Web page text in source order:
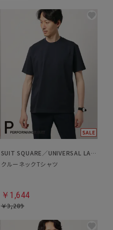
SUIT SQUARE／UNIVERSAL LANGUAGE
クルーネックTシャツ
￥1,644
￥3,289